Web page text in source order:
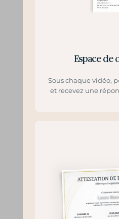
Espace de
Sous chaque vidéo,
et recevez une